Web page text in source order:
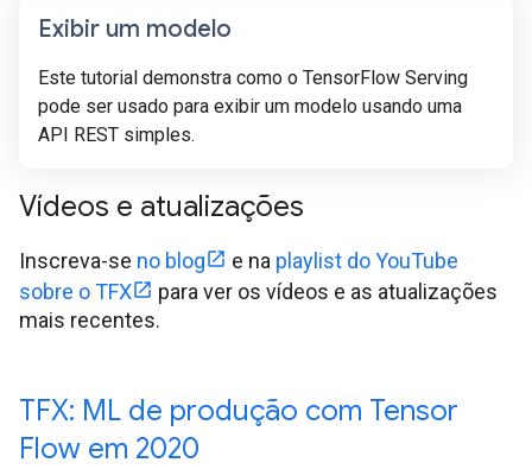
Exibir um modelo
Este tutorial demonstra como o TensorFlow Serving
pode ser usado para exibir um modelo usando uma
API REST simples.
Vídeos e atualizações
Inscreva-se no blog e na playlist do YouTube
sobre o TFX
para ver os vídeos e as atualizações
mais recentes.
TFX: ML de produção com Tensor
Flow em 2020